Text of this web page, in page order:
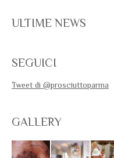
ULTIME NEWS
SEGUICI
Tweet di @prosciuttoparma
GALLERY